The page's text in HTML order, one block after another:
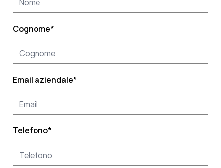
Cognome*
Email aziendale*
Telefono*